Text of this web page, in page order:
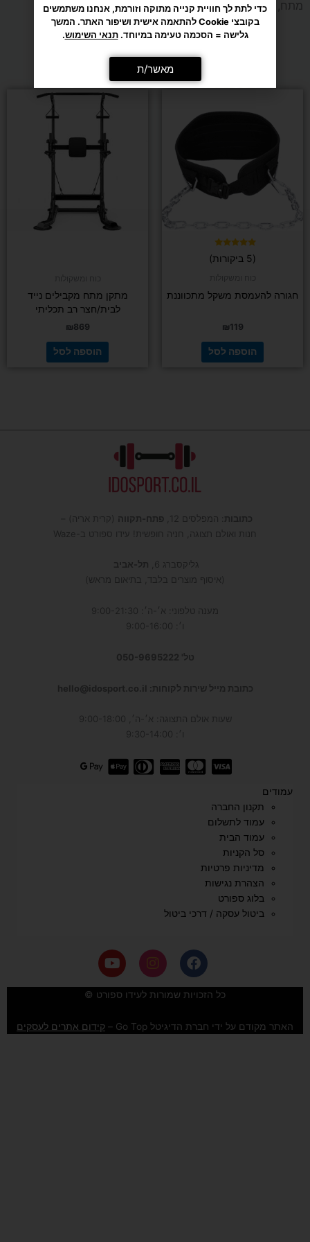
מתח, מקבילים ופרלטים, לאימון כוח יעיל ונוח בבית.
מומלצים בשבילך
5.00
(5 ביקורות)
חגורה להעמסת משקל מתכווננת
₪119
הוספה לסל
מתקן מתח מקבילים נייד
לבית/חצר רב תכליתי
₪869
הוספה לסל
כתובות : המפלסים 12, פתח-תקווה (קרית אריה) –
חנות ואולם תצוגה, חניה חופשית! עידו ספורט ב-Waze
גליקסברג 6,
תל-אביב
(איסוף מוצרים בלבד, בתיאום מראש)
מענה טלפוני: א׳-ה׳: 9:00-21:30
ו׳: 9:00-16:00
טל' 050-9695222
כתובת מייל שירות לקוחות: hello@idosport.co.il
שעות אולם התצוגה: א׳-ה׳, 9:00-18:00
ו׳: 9:30-14:00
עמודים
תקנון החברה
עמוד לתשלום
עמוד הבית
סל הקניות
מדיניות פרטיות
הצהרת נגישות
בלוג ספורט
ביטול עסקה / דרכי ביטול
F
a
c
e
o
o
I
n
s
t
g
r
Y
o
u
t
b
e
כל הזכויות שמורות לעידו ספורט ©
האתר מקודם על ידי חברת הדיגיטל Go Top – קידום אתרים לעסקים